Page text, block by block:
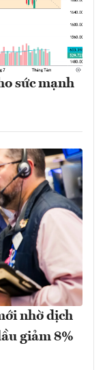
sức mạnh
nhờ dịch
giảm 8%